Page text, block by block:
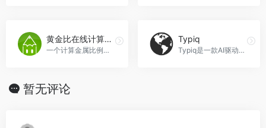
黄金比在线计算工具
一个计算金属比例的工具，黄金比在线计算工具官网入口网址
Typiq
Typiq是一款AI驱动的字体搭配和响应式排版工具。
暂无评论